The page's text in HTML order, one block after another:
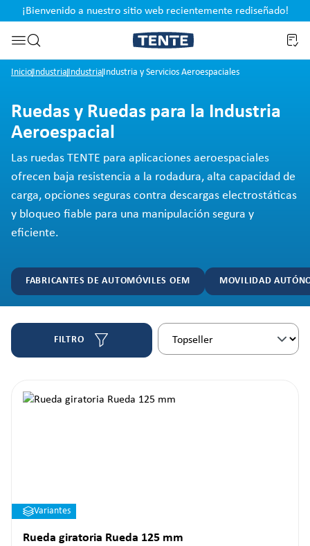
Saltar a la búsqueda
¡Bienvenido a nuestro sitio web recientemente rediseñado!
InicioIndustria Industria Industria y Servicios Aeroespaciales
Ruedas y Ruedas para la Industria
Aeroespacial
Las ruedas TENTE para aplicaciones aeroespaciales
ofrecen baja resistencia a la rodadura, alta capacidad de
carga, opciones seguras contra descargas electrostáticas
y bloqueo fiable para una manipulación segura y
eficiente.
FABRICANTES DE AUTOMÓVILES OEM MOVILIDAD
FILTRO
Variantes
Rueda giratoria Rueda 125 mm